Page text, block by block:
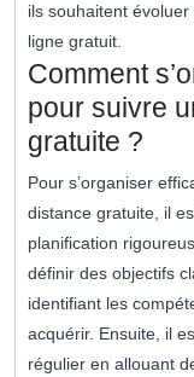
ils souhaitent
ligne gratuit.
Comment
pour suivre
gratuite ?
Pour s’organiser
distance gratuite, il
planification
définir des objectifs
identifiant les
acquérir. Ensuite, il
régulier en allouant